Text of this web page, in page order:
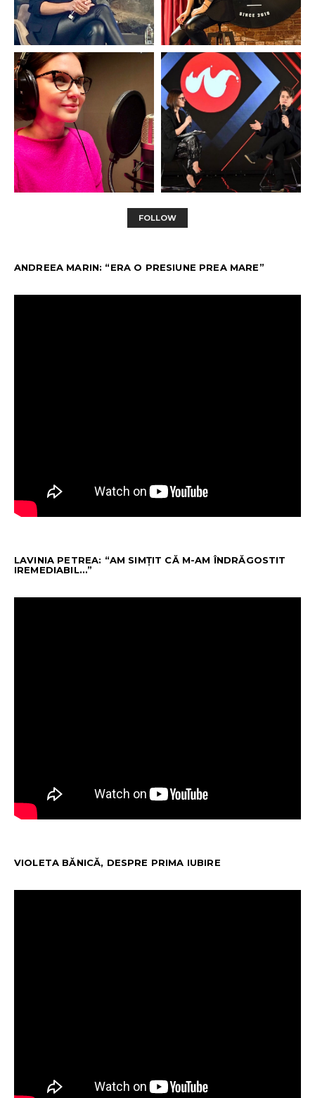
FOLLOW
ANDREEA MARIN: “ERA O PRESIUNE PREA MARE”
LAVINIA PETREA: “AM SIMȚIT CĂ M-AM ÎNDRĂGOSTIT
IREMEDIABIL…”
VIOLETA BĂNICĂ, DESPRE PRIMA IUBIRE